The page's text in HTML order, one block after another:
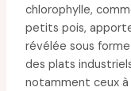
chlorophylle,
petits pois,
révélée sous
des plats
notamment ceux